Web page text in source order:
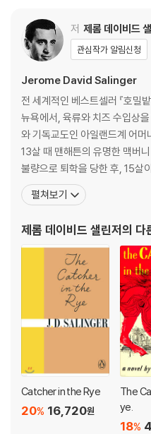
저 제롬 데이비드
관심작가 알림신청
Jerome David Salinger
전 세계적인 베스트셀러 『호밀
뉴욕에서, 육류와 치즈 수입상
와 기독교도인 아일랜드계 어
13살 때 맨해튼의 유명한 맥버
불량으로 퇴학을 당한 후, 15살
밸리 포지 육군 사관학교에 들어갔다. 이 학교는 후에 『호밀
꾼』의 주인공 홀든 콜필드가 퇴
로 활동하기도 했다. 1937년 뉴
펼쳐보기
제롬 데이비드 샐린저의 다
Catcher in the Rye
16,720원
20%
The
ye.
18%